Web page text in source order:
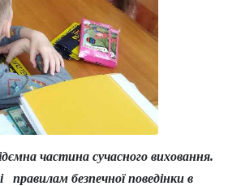
частина сучасного виховання.
безпечної поведінки в